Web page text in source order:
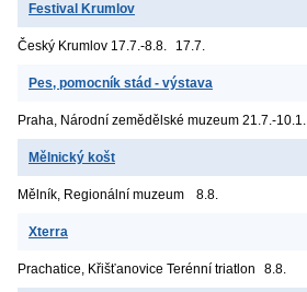
Festival Krumlov
Český Krumlov 17.7.-8.8. 17.7.
Pes, pomocník stád - výstava
Praha, Národní zemědělské muzeum 21.7.-10.1.
Mělnický košt
Mělník, Regionální muzeum 8.8.
Xterra
Prachatice, Křišťanovice Terénní triatlon 8.8.